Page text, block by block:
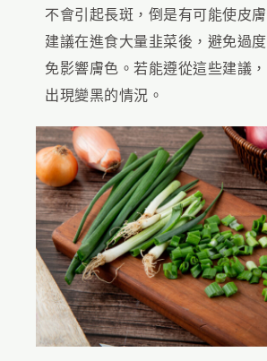
不會引起長斑，倒是有可能使皮
建議在進食大量韭菜後，避免過
免影響膚色。若能遵從這些建議
出現變黑的情況。